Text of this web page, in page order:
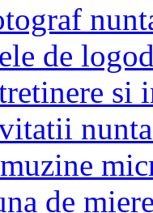
de
si
de miere